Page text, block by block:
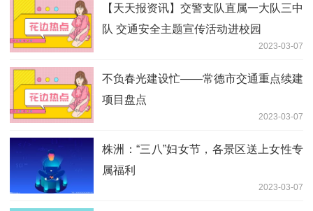
【天天报资讯】交警支队直属一大队三中
队 交通安全主题宣传活动进校园
2023-03-07
不负春光建设忙——常德市交通重点续建
项目盘点
2023-03-07
株洲：“三八”妇女节，各景区送上女性专
属福利
2023-03-07